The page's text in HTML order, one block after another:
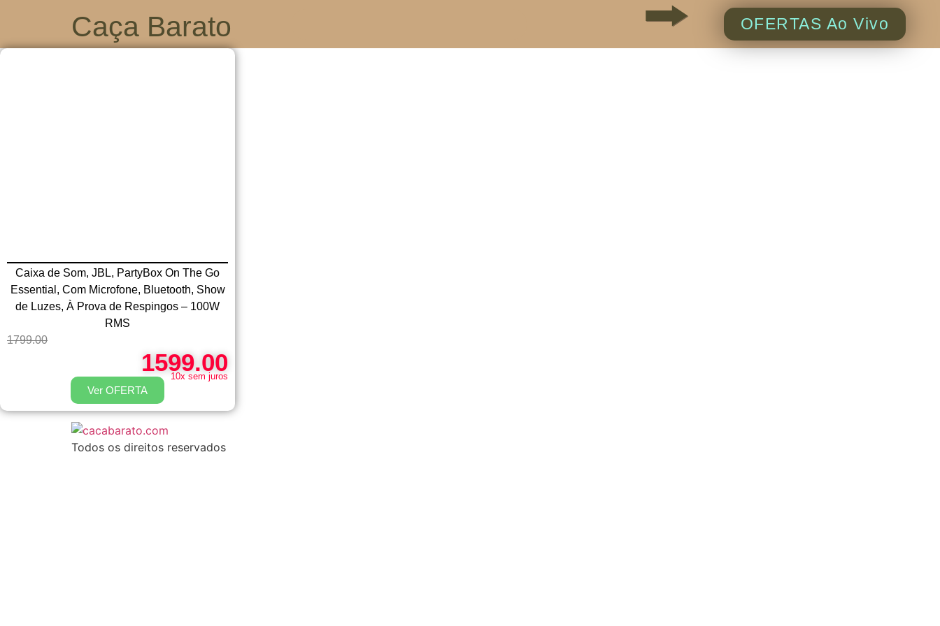
Caça Barato OFERTAS Ao Vivo
Caixa de Som, JBL, PartyBox On The Go
Essential, Com Microfone, Bluetooth, Show
de Luzes, À Prova de Respingos – 100W
RMS
1799.00
1599.00
10x sem juros
Ver OFERTA
Todos os direitos reservados